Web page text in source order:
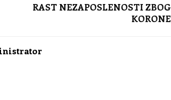
RAST NEZAPOSLENOSTI ZBOG
KORONE